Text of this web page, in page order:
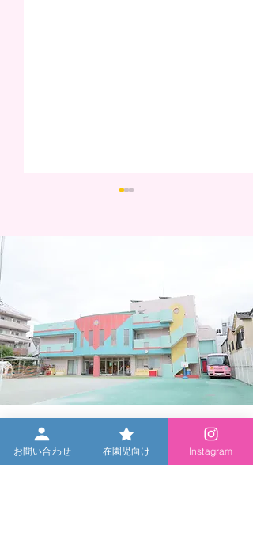
전시회 안내 (미취학 아동
및 졸업생 환영)
お問い合わせ 在園児向け Instagram